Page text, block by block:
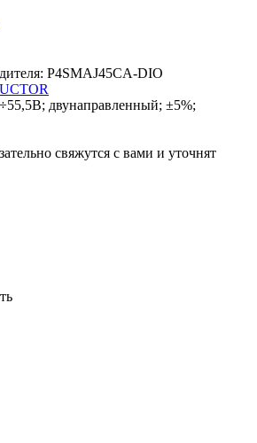
P4SMAJ45CA-DIO
двунаправленный; ±5%;
свяжутся с вами и уточнят